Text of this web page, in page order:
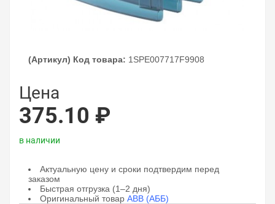
(Артикул) Код товара: 1SPE007717F9908
Цена
375.10 ₽
в наличии
Актуальную цену и сроки подтвердим перед
заказом
Быстрая отгрузка (1–2 дня)
Оригинальный товар ABB (АББ)